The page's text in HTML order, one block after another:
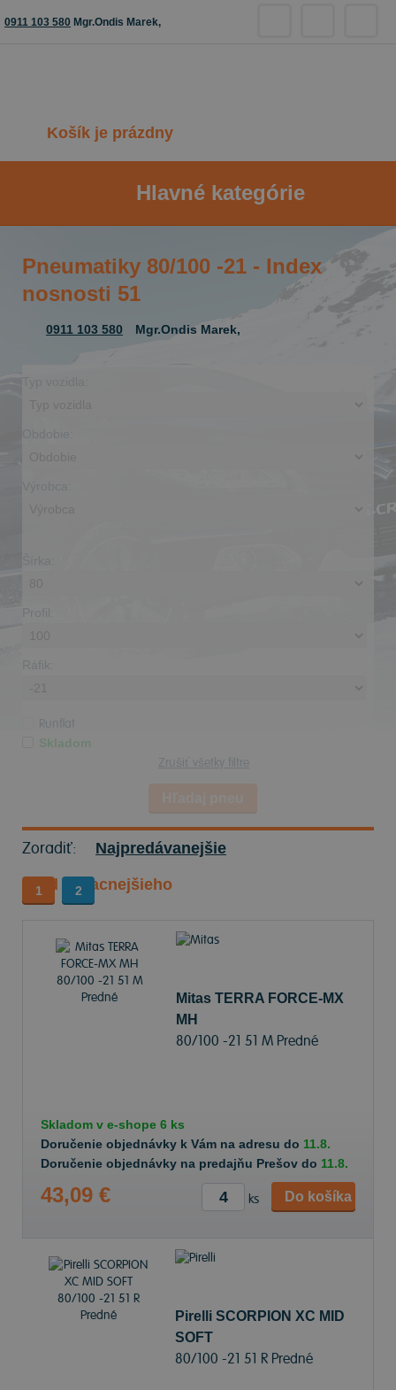
0911 103 580 Mgr.Ondis Marek,
Košík je prázdny
Hlavné kategórie
Pneumatiky 80/100 -21 - Index
nosnosti 51
0911 103 580 Mgr.Ondis Marek,
Typ vozidla:
Profil:
Ráfik:
Runflat
Skladom
Zrušiť všetky filtre
Zoradiť: Najpredávanejšie
Od najlacnejšieho
1 2
Mitas TERRA FORCE-MX
MH
80/100 -21 51 M Predné
Skladom v e-shope 6 ks
Doručenie objednávky k Vám na adresu do 11.8.
Doručenie objednávky na predajňu Prešov do 11.8.
43,09 € ks Do košíka
Pirelli SCORPION XC MID
SOFT
80/100 -21 51 R Predné